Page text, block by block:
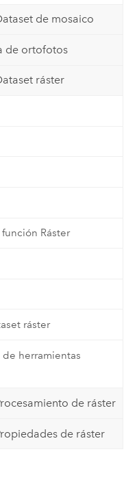
de mosaico
de ortofotos
ráster
Ráster
ráster
herramientas
de ráster
de ráster